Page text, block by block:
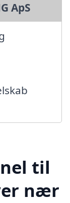
ApS
til
nær